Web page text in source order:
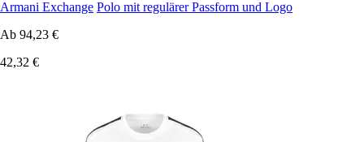
Armani Exchange Polo mit regulärer Passform und Logo
Ab 94,23 €
42,32 €